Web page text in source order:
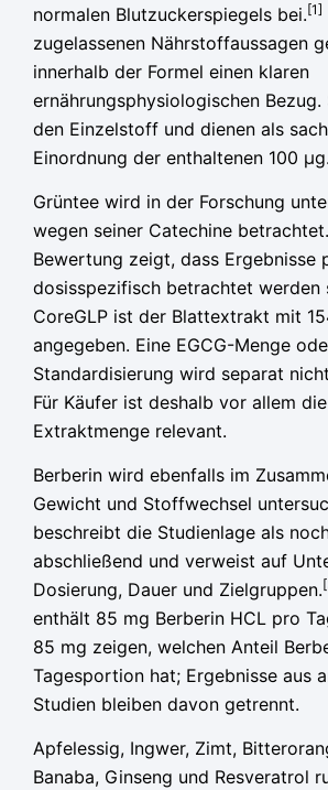
normalen Blutzuckerspiegels bei.[1]
zugelassenen Nährstoffaussagen
innerhalb der Formel einen klaren
ernährungsphysiologischen Bezug.
den Einzelstoff und dienen als
Einordnung der enthaltenen 100 µg.
Grüntee wird in der Forschung
wegen seiner Catechine
Bewertung zeigt, dass Ergebnisse
dosisspezifisch betrachtet werden
CoreGLP ist der Blattextrakt mit
angegeben. Eine EGCG-Menge
Standardisierung wird separat
Für Käufer ist deshalb vor allem
Extraktmenge relevant.
Berberin wird ebenfalls im
Gewicht und Stoffwechsel
beschreibt die Studienlage als
abschließend und verweist auf
Dosierung, Dauer und Zielgruppen.
enthält 85 mg Berberin HCL pro
85 mg zeigen, welchen Anteil
Tagesportion hat; Ergebnisse aus
Studien bleiben davon getrennt.
Apfelessig, Ingwer, Zimt,
Banaba, Ginseng und Resveratrol